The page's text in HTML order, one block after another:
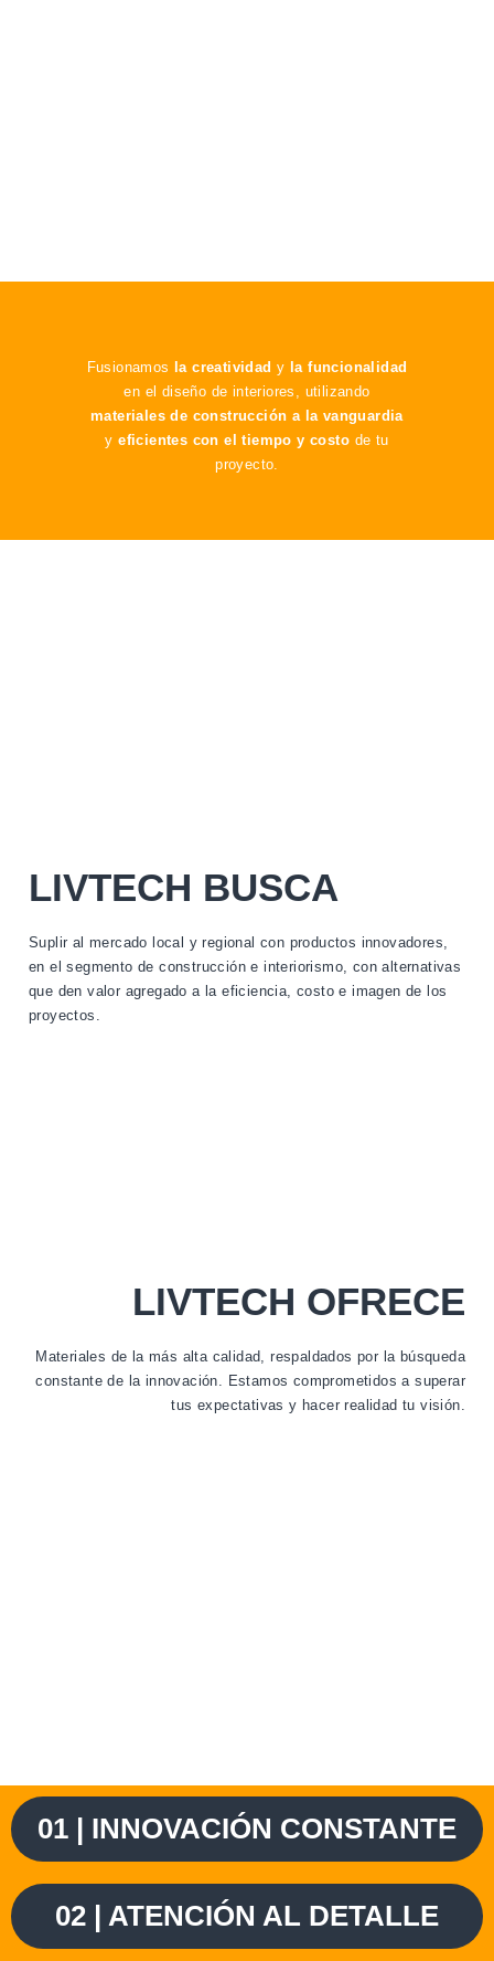
Fusionamosla creatividad y la funcionalidad
en el diseño de interiores, utilizando
materiales de construcción a la vanguardia
yeficientes con el tiempo y costo de tu
proyecto.
LIVTECH BUSCA
Suplir al mercado local y regional con productos innovadores,
en el segmento de construcción e interiorismo, con alternativas
que den valor agregado a la eficiencia, costo e imagen de los
proyectos.
LIVTECH OFRECE
Materiales de la más alta calidad, respaldados por la búsqueda
constante de la innovación. Estamos comprometidos a superar
tus expectativas y hacer realidad tu visión.
01 | INNOVACIÓN CONSTANTE
02 | ATENCIÓN AL DETALLE